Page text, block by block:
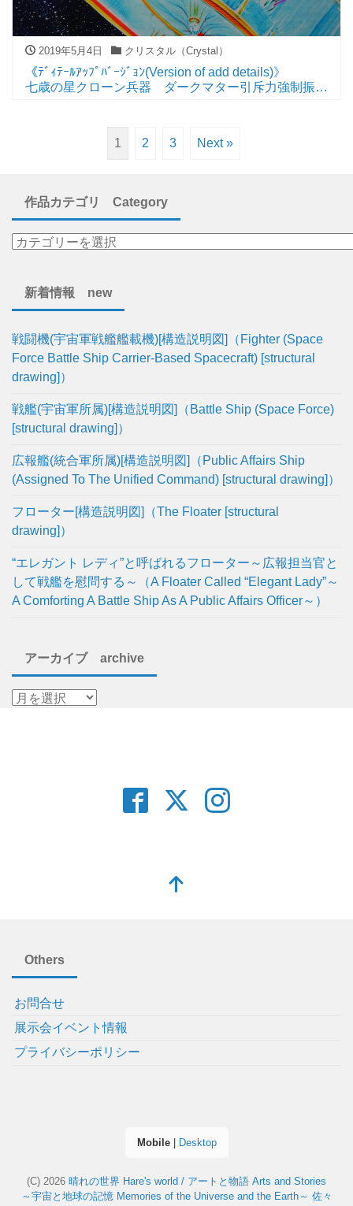
2019年5月4日 クリスタル（Crystal）
《ﾃﾞｨﾃｰﾙｱｯﾌﾟﾊﾞｰｼﾞｮﾝ(Version of add details)》
七歳の星クローン兵器 ダークマター引斥力強制振動
equipped form）1 2 3 Next »
作品カテゴリ Category
新着情報 new
戦闘機(宇宙軍戦艦艦載機)[構造説明図]（Fighter (Space
Force Battle Ship Carrier-Based Spacecraft) [structural
drawing]）
戦艦(宇宙軍所属)[構造説明図]（Battle Ship (Space Force)
[structural drawing]）
広報艦(統合軍所属)[構造説明図]（Public Affairs Ship
(Assigned To The Unified Command) [structural drawing]）
フローター[構造説明図]（The Floater [structural
drawing]）
“エレガント レディ”と呼ばれるフローター～広報担当官と
して戦艦を慰問する～（A Floater Called “Elegant Lady”～
A Comforting A Battle Ship As A Public Affairs Officer～）
アーカイブ archive
Others
お問合せ
展示会イベント情報
プライバシーポリシー
Mobile| Desktop
(C) 2026 晴れの世界 Hare's world / アートと物語 Arts and Stories
～宇宙と地球の記憶 Memories of the Universe and the Earth～ 佐々